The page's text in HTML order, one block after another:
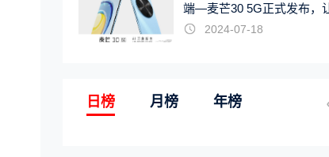
端—麦芒30 5G正式发布，
触手可及2024-07-18
日榜 月榜 年榜